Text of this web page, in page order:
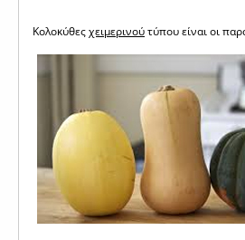
Κολοκύθεςχειμερινούτύπου είναι οι